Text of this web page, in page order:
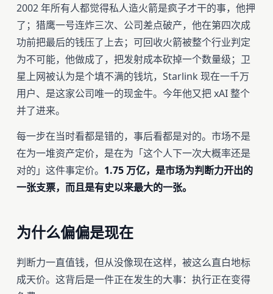
2002 年所有人都觉得私人造火箭是疯子才干的事，他押
了；猎鹰一号连炸三次、公司差点破产，他在第四次成
功前把最后的钱压了上去；可回收火箭被整个行业判定
为不可能，他做成了，把发射成本砍掉一个数量级；卫
星上网被认为是个填不满的钱坑，Starlink 现在一千万
用户、是这家公司唯一的现金牛。今年他又把 xAI 整个
并了进来。
每一步在当时看都是错的，事后看都是对的。市场不是
在为一堆资产定价，是在为「这个人下一次大概率还是
对的」这件事定价。 1.75 万亿，是市场为判断力开出的
一张支票，而且是有史以来最大的一张。
为什么偏偏是现在
判断力一直值钱，但从没像现在这样，被这么直白地标
成天价。这背后是一件正在发生的大事：执行正在变得